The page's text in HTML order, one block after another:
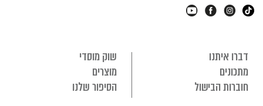
דברו איתנו
שוק מוסדי
מתכונים
מוצרים
חוברות הבישול
הסיפור שלנו